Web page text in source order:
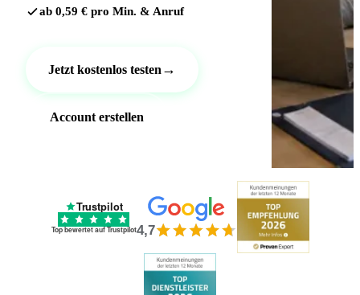
ab 0,59 € pro Min. & Anruf
Jetzt kostenlos testen →
Account erstellen
Trustpilot
Top bewertet auf Trustpilot4,7